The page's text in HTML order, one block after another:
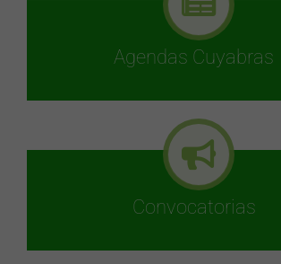
Agendas Cuyabras
Convocatorias